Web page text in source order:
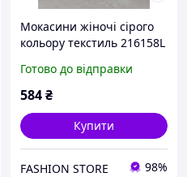
Мокасини жіночі сірого
кольору текстиль 216158L
Готово до відправки
584₴
Купити
FASHION STORE 98%